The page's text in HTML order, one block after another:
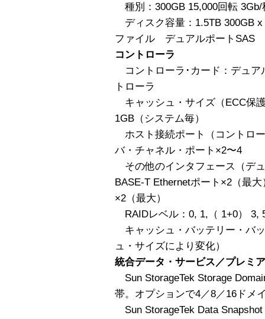
種別：300GB 15,000回転 3Gb/
ディスク容量：1.5TB 300GB
ファイル デュアルポートSAS
コントローラ
コントローラ･カード：デュア
トローラ
キャッシュ・サイズ（ECC保
1GB（システム毎）
ホスト接続ポート（コントロ
バ・チャネル・ポート×2〜4
その他のインタフェース（デ
BASE-T Ethernetポート×2（最
×2（最大）
RAIDレベル：0, 1,（ 1+0） 3,
キャッシュ・バッテリー・バ
ュ・サイズにより変化）
統合データ・サービス／プレミ
Sun StorageTek Storage
帯。オプションで4／8／16ドメ
Sun StorageTek Data